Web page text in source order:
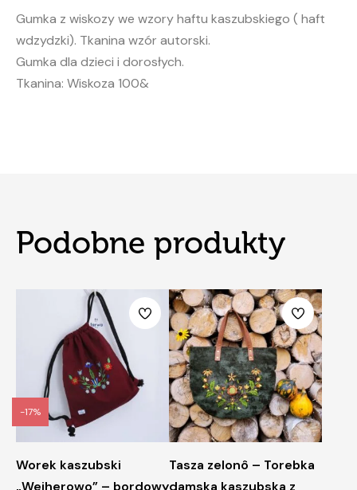
Gumka z wiskozy we wzory haftu kaszubskiego ( haft
wdzydzki). Tkanina wzór autorski.
Gumka dla dzieci i dorosłych.
Tkanina: Wiskoza 100&
Podobne produkty
-17%
Worek kaszubski
„Wejherowo” – bordowy
Tasza zelonô – Torebka
damska kaszubska z